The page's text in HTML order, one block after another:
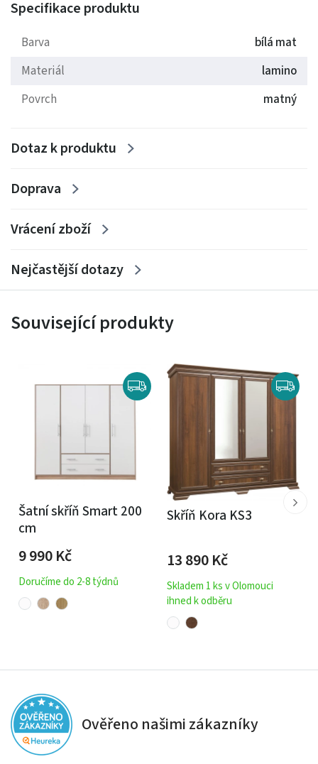
vaši ložnici, pokoj, chodbu.. požadované úložné prostory.
Materiál: 16mm
Sada (3kusy)
Specifikace produktu
Barva
bílá mat
Materiál
lamino
Povrch
matný
Dotaz k produktu
Doprava
Vrácení zboží
Nejčastější dotazy
Související produkty
Šatní skříň Smart 200
cm
9 990Kč
Doručíme do 2-8 týdnů
Skříň Kora KS3
13 890Kč
Skladem 1 ks v Olomouci
ihned k odběru
Ověřeno našimi zákazníky